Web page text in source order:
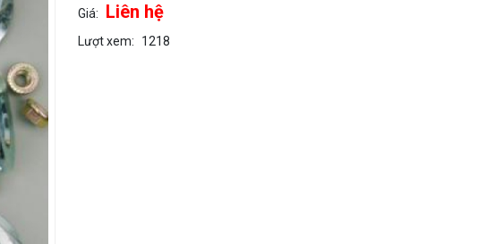
Giá: Liên hệ
Lượt xem: 1218